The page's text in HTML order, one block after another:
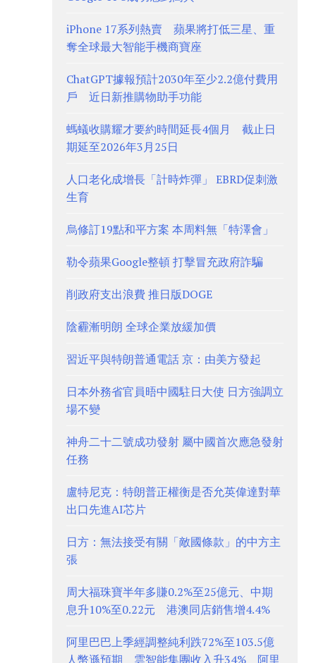
iPhone 17系列熱賣 蘋果將打低三星、重
奪全球最大智能手機商寶座
ChatGPT據報預計2030年至少2.2億付費用
戶 近日新推購物助手功能
螞蟻收購耀才要約時間延長4個月 截止日
期延至2026年3月25日
人口老化成增長「計時炸彈」 EBRD促刺激
生育
烏修訂19點和平方案 本周料無「特澤會」
勒令蘋果Google整頓 打擊冒充政府詐騙
削政府支出浪費 推日版DOGE
陰霾漸明朗 全球企業放緩加價
習近平與特朗普通電話 京：由美方發起
日本外務省官員晤中國駐日大使 日方強調立
場不變
神舟二十二號成功發射 屬中國首次應急發射
任務
盧特尼克：特朗普正權衡是否允英偉達對華
出口先進AI芯片
日方：無法接受有關「敵國條款」的中方主
張
周大福珠寶半年多賺0.2%至25億元、中期
息升10%至0.22元 港澳同店銷售增4.4%
阿里巴巴上季經調整純利跌72%至103.5億
人幣遜預期 雲智能集團收入升34% 阿里